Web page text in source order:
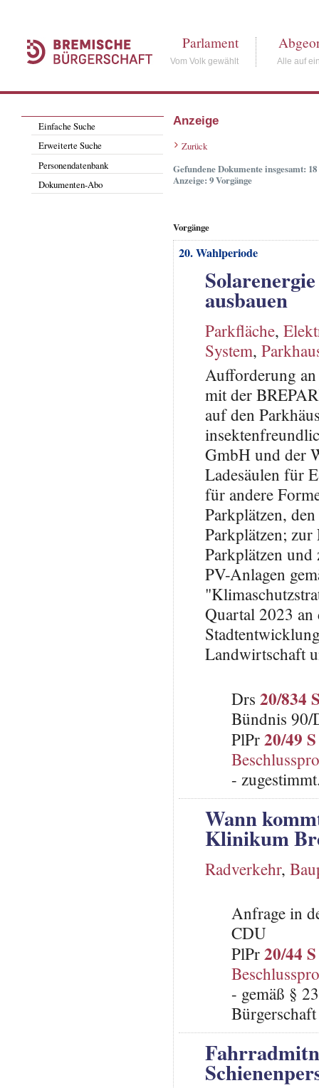
Parlament
Vom Volk gewählt Alle auf
Einfache Suche
Erweiterte Suche
Personendatenbank
Dokumenten-Abo
Anzeige
Zurück
Gefundene Dokumente insgesamt: 18
Anzeige: 9 Vorgänge
Vorgänge
20. Wahlperiode
ausbauen
Parkfläche,
System,
Aufforderung an
mit der
auf den
GmbH und der
Ladesäulen für
für andere
Parkplätzen,
Parkplätzen;
Parkplätzen
PV-Anlagen
Quartal 2023
Landwirtschaft
Drs 20/834
Bündnis 90/
PlPr20/49 S
-
Wann
Klinikum
Radverkehr,
Anfrage in
CDU
PlPr20/44 S
- gemäß §